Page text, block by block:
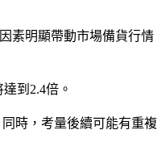
素明顯帶動市場備貨行情
到2.4倍。
時，考量後續可能有重複